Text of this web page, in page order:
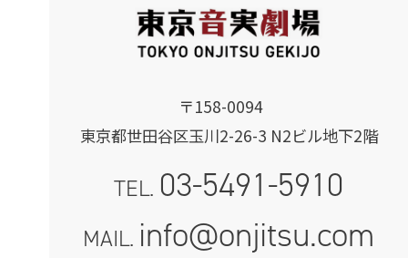
〒158-0094
東京都世田谷区玉川2-26-3 N2ビル地下2階
TEL. 03-5491-5910
MAIL. info@onjitsu.com